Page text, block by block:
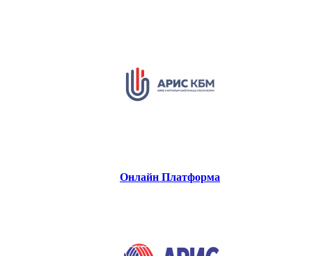
Онлайн Платформа